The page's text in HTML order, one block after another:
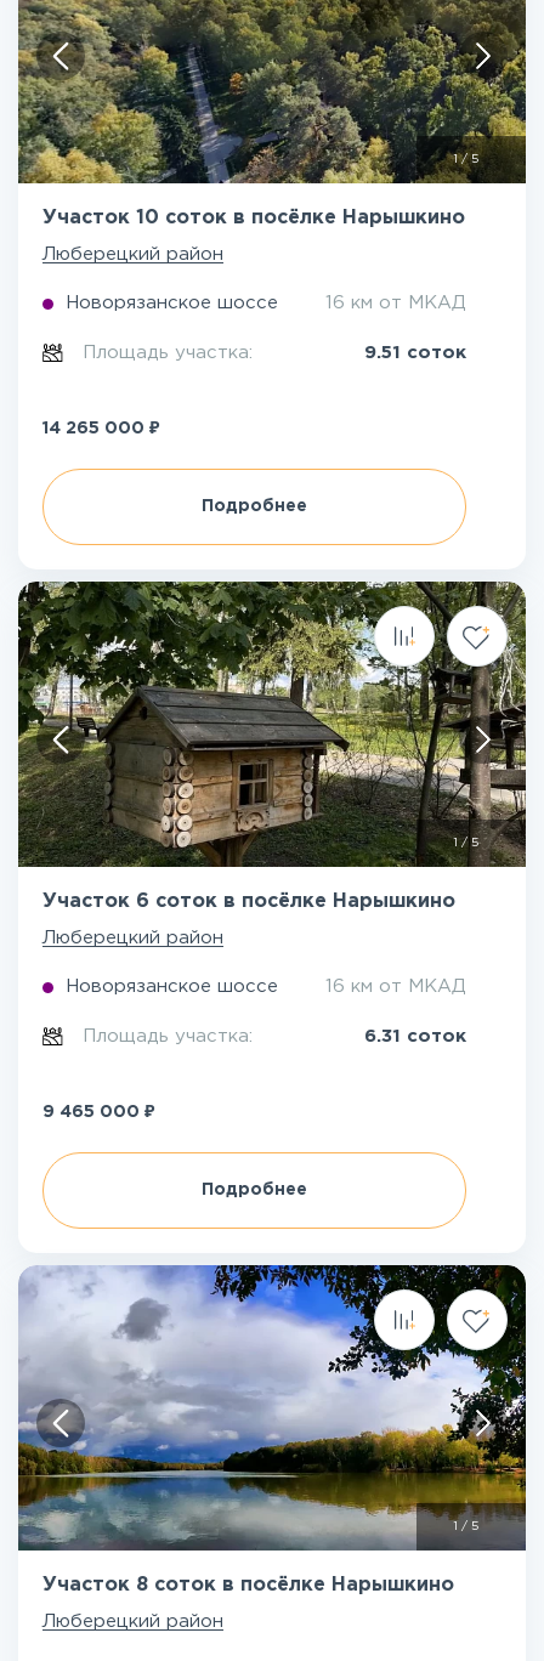
1/5
Участок 10 соток в посёлке Нарышкино
Люберецкий район
Новорязанское шоссе 16 км от МКАД
Площадь участка: 9.51 соток
14 265 000 ₽
Подробнее
1 / 5
Участок 6 соток в посёлке Нарышкино
Люберецкий район
Новорязанское шоссе 16 км от МКАД
Площадь участка: 6.31 соток
9 465 000 ₽
Подробнее
/ 5
Участок 8 соток в посёлке Нарышкино
Люберецкий район